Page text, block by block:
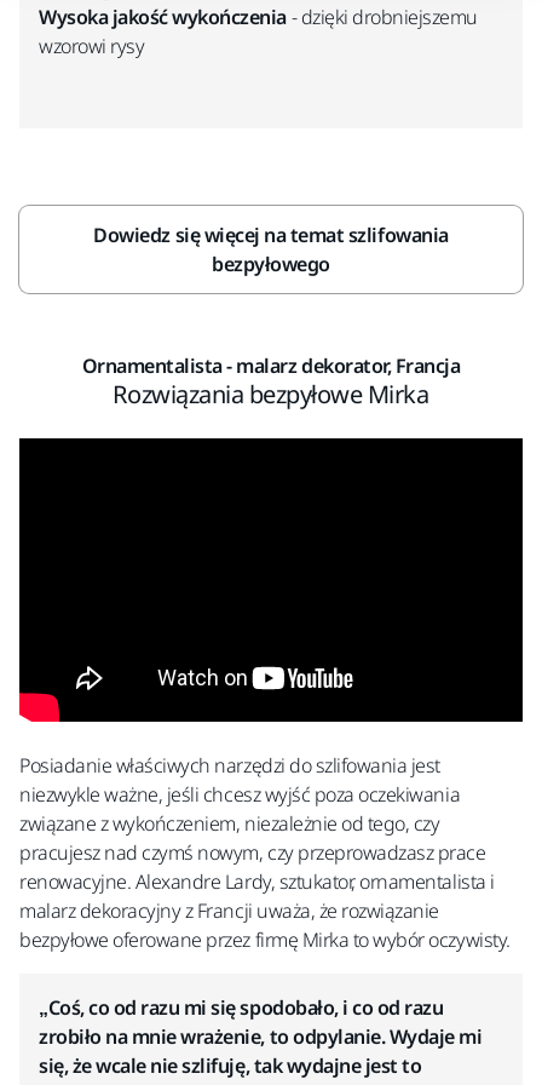
Wysoka jakość wykończenia- dzięki drobniejszemu
wzorowi rysy
Dowiedz się więcej na temat szlifowania
bezpyłowego
Ornamentalista - malarz dekorator, Francja
Rozwiązania bezpyłowe Mirka
Posiadanie właściwych narzędzi do szlifowania jest
niezwykle ważne, jeśli chcesz wyjść poza oczekiwania
związane z wykończeniem, niezależnie od tego, czy
pracujesz nad czymś nowym, czy przeprowadzasz prace
renowacyjne. Alexandre Lardy, sztukator, ornamentalista i
malarz dekoracyjny z Francji uważa, że rozwiązanie
bezpyłowe oferowane przez firmę Mirka to wybór oczywisty.
„Coś, co od razu mi się spodobało, i co od razu
zrobiło na mnie wrażenie, to odpylanie. Wydaje mi
się, że wcale nie szlifuję, tak wydajne jest to